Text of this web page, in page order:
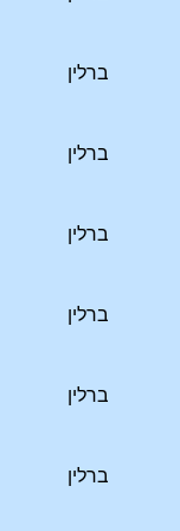
ברלין
ברלין
ברלין
ברלין
ברלין
ברלין